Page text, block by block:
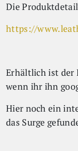
Die
https://
Erhältlich ist der
wenn ihr ihn
Hier noch ein
das Surge